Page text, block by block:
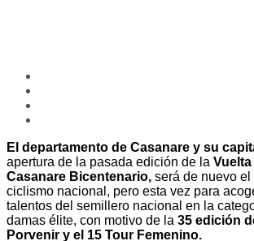
El departamento de Casanare y su
apertura de la pasada edición de la
Casanare Bicentenario, será de nuevo el
ciclismo nacional, pero esta vez para
talentos del semillero nacional en la
damas élite, con motivo de la 35 edición
Porvenir y el 15 Tour Femenino.